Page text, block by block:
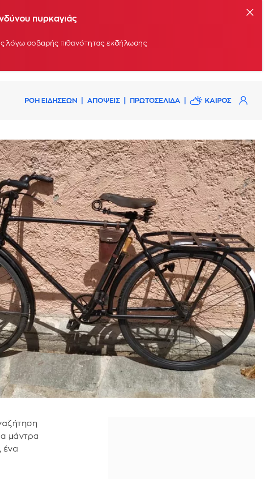
πυρκαγιάς
λόγω σοβαρής πιθανότητας εκδήλωσης
ΡΟΗ ΕΙΔΗΣΕΩΝ ΑΠΟΨΕΙΣ ΠΡΩΤΟΣΕΛΙΔΑ ΚΑΙΡΟΣ
μάντρα
ένα